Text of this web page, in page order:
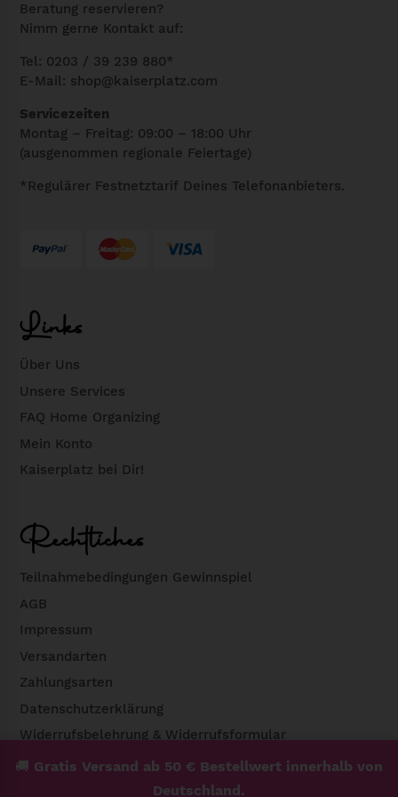
Beratung reservieren?
Nimm gerne Kontakt auf:
Tel: 0203 / 39 239 880*
E-Mail: shop@kaiserplatz.com
Servicezeiten
Montag – Freitag: 09:00 – 18:00 Uhr
(ausgenommen regionale Feiertage)
*Regulärer Festnetztarif Deines Telefonanbieters.
Links
Über Uns
Unsere Services
FAQ Home Organizing
Mein Konto
Kaiserplatz bei Dir!
Rechtliches
Teilnahmebedingungen Gewinnspiel
AGB
Impressum
Versandarten
Zahlungsarten
Datenschutzerklärung
Widerrufsbelehrung & Widerrufsformular
🚚 Gratis Versand ab 50 € Bestellwert innerhalb von
Deutschland.